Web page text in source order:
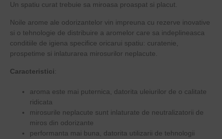
Un spatiu curat trebuie sa miroasa proaspat si placut.
Noile arome ale odorizantelor vin impreuna cu rezerve inovative
si o tehnologie de distribuire a aromelor care sa indeplineasca
conditiile de igiena specifice oricarui spatiu: curatenie,
prospetime si inlaturarea mirosurilor neplacute.
Caracteristici:
aroma este mai puternica, datorita uleiurilor de o calitate
ridicata
mirosurile neplacute sunt inlaturate de neutralizatorii de
miros din odorizante
performanta mai buna, datorita utilizarii de tehnologii